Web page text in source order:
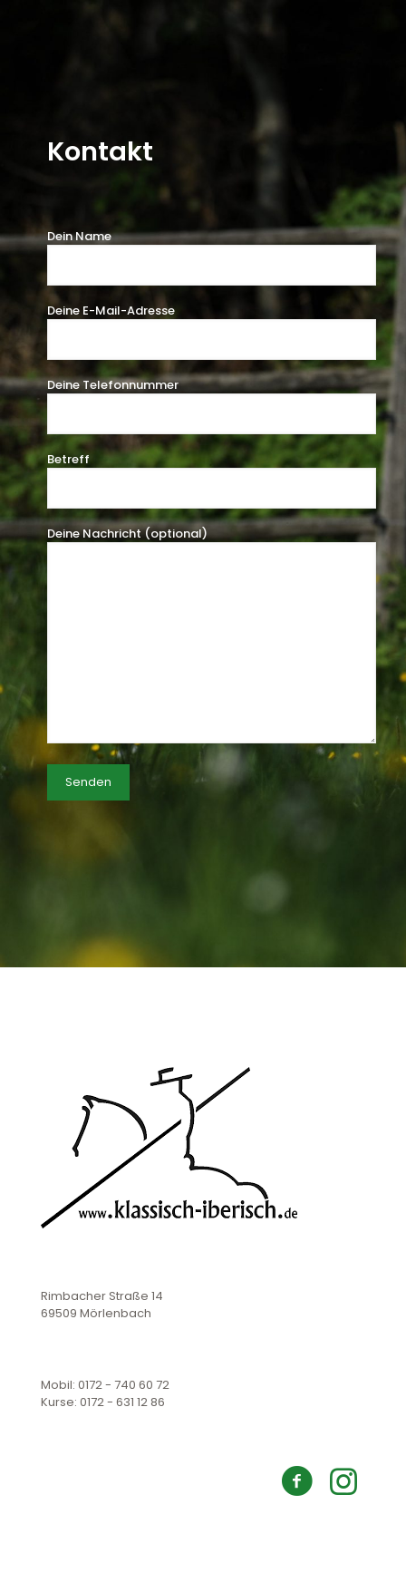
Kontakt
Dein Name
Deine E-Mail-Adresse
Deine Telefonnummer
Betreff
Deine Nachricht (optional)
Rimbacher Straße 14
69509 Mörlenbach
Mobil: 0172 - 740 60 72
Kurse: 0172 - 631 12 86